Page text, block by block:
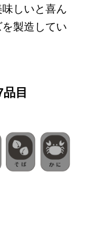
しいと喜ん
製造してい
目